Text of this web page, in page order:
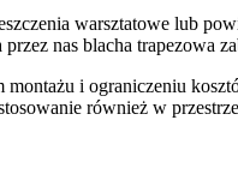
warsztatowe lub
przez nas blacha trapezowa
i ograniczeniu
również w